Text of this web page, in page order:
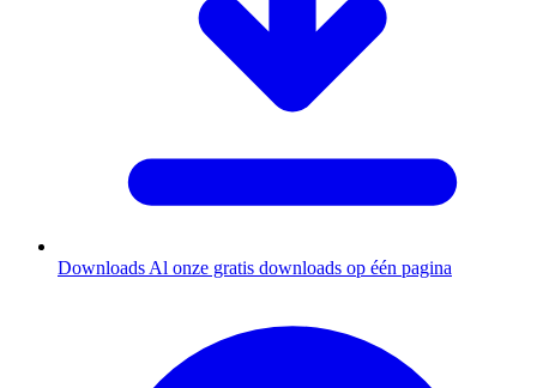
Downloads Al onze gratis downloads op één pagina